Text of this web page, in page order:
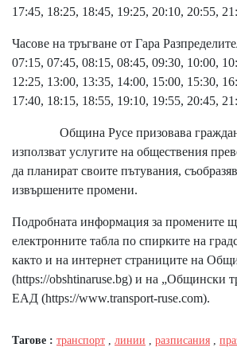
17:45, 18:25, 18:45, 19:25, 20:10, 20:55,
Часове на тръгване от Гара
07:15, 07:45, 08:15, 08:45, 09:30, 10:00,
12:25, 13:00, 13:35, 14:00, 15:00, 15:30,
17:40, 18:15, 18:55, 19:10, 19:55, 20:45,
Община Русе призовава
използват услугите на обществения
да планират своите пътувания,
извършените промени.
Подробната информация за промените
електронните табла по спирките на
както и на интернет страниците на
(https://obshtinaruse.bg) и на „Общински
ЕАД (https://www.transport-ruse.com).
Тагове : транспорт линии разписания